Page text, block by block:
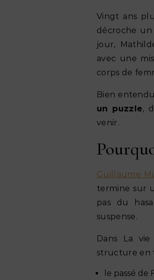
Vingt ans
décroche
jour,
avec une
corps de
Bien
un puzzle,
venir.
Guillaume
termine sur
pas du
suspense.
Dans La
structure en
le passé de